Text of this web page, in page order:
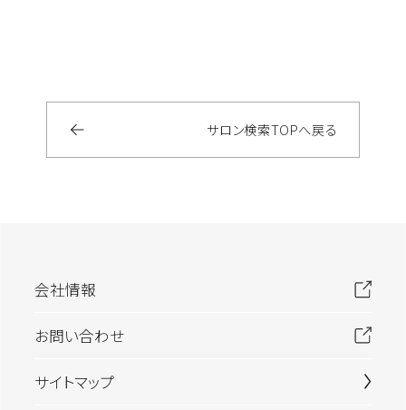
サロン検索TOPへ戻る
会社情報
お問い合わせ
サイトマップ